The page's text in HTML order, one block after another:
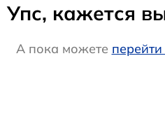
Упс, кажется
А пока можете